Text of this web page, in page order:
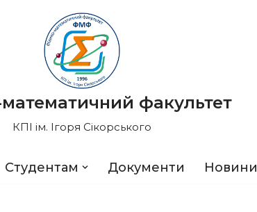
факультет
КПІ ім. Ігоря Сікорського
Студентам Документи Новини